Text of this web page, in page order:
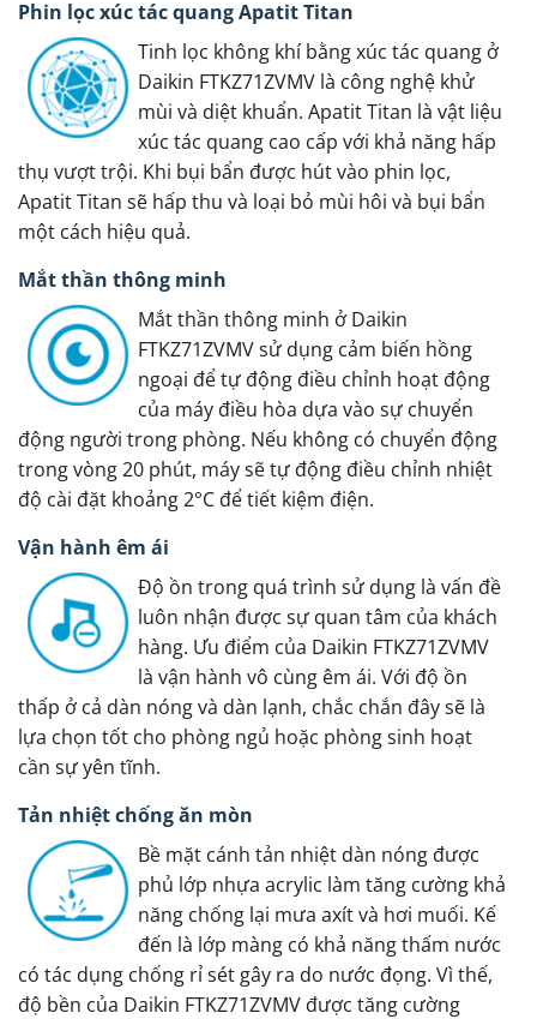
Phin lọc xúc tác quang Apatit Titan
Tinh lọc không khí bằng xúc tác quang ở
Daikin FTKZ71ZVMV là công nghệ khử
mùi và diệt khuẩn. Apatit Titan là vật liệu
xúc tác quang cao cấp với khả năng hấp
thụ vượt trội. Khi bụi bẩn được hút vào phin lọc,
Apatit Titan sẽ hấp thu và loại bỏ mùi hôi và bụi bẩn
một cách hiệu quả.
Mắt thần thông minh
Mắt thần thông minh ở Daikin
FTKZ71ZVMV sử dụng cảm biến hồng
ngoại để tự động điều chỉnh hoạt động
của máy điều hòa dựa vào sự chuyển
động người trong phòng. Nếu không có chuyển động
trong vòng 20 phút, máy sẽ tự động điều chỉnh nhiệt
độ cài đặt khoảng 2°C để tiết kiệm điện.
Vận hành êm ái
Độ ồn trong quá trình sử dụng là vấn đề
luôn nhận được sự quan tâm của khách
hàng. Ưu điểm của Daikin FTKZ71ZVMV
là vận hành vô cùng êm ái. Với độ ồn
thấp ở cả dàn nóng và dàn lạnh, chắc chắn đây sẽ là
lựa chọn tốt cho phòng ngủ hoặc phòng sinh hoạt
cần sự yên tĩnh.
Tản nhiệt chống ăn mòn
Bề mặt cánh tản nhiệt dàn nóng được
phủ lớp nhựa acrylic làm tăng cường khả
năng chống lại mưa axít và hơi muối. Kế
đến là lớp màng có khả năng thấm nước
có tác dụng chống rỉ sét gây ra do nước đọng. Vì thế,
độ bền của Daikin FTKZ71ZVMV được tăng cường